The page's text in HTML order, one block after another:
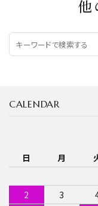
他
CALENDAR
日
月
2
3